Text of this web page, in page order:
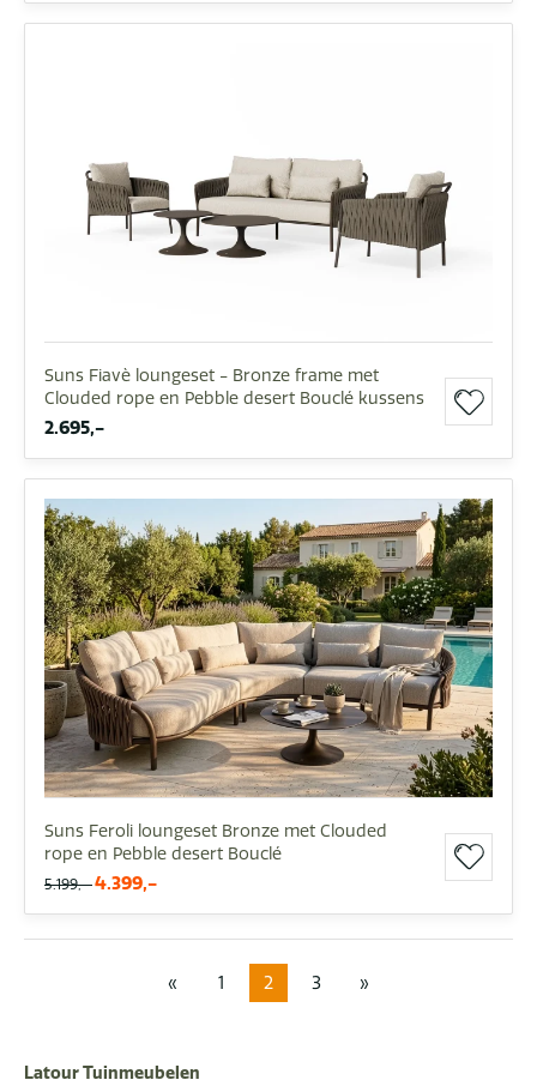
Suns Fiavè loungeset - Bronze frame met
Clouded rope en Pebble desert Bouclé kussens
2.695,-
Suns Feroli loungeset Bronze met Clouded
rope en Pebble desert Bouclé
5.199,- 4.399,-
« 1 2 3 »
Latour Tuinmeubelen